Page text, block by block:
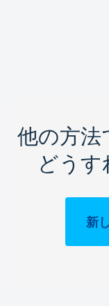
他の方法
どうす
新